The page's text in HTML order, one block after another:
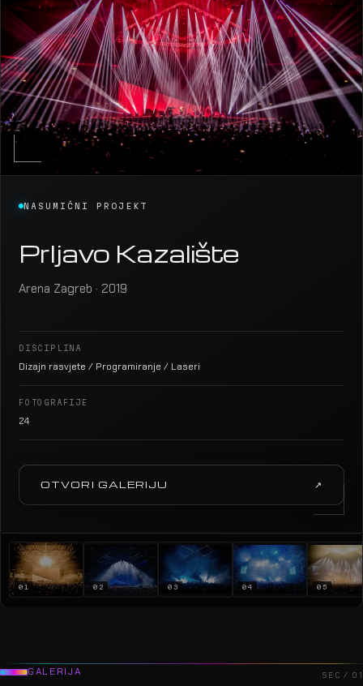
NASUMIČNI PROJEKT
Prljavo Kazalište
Arena Zagreb · 2019
DISCIPLINA
Dizajn rasvjete / Programiranje / Laseri
FOTOGRAFIJE
24
OTVORI GALERIJU ↗
01 02 03 04 05
GALERIJA SEC / 01